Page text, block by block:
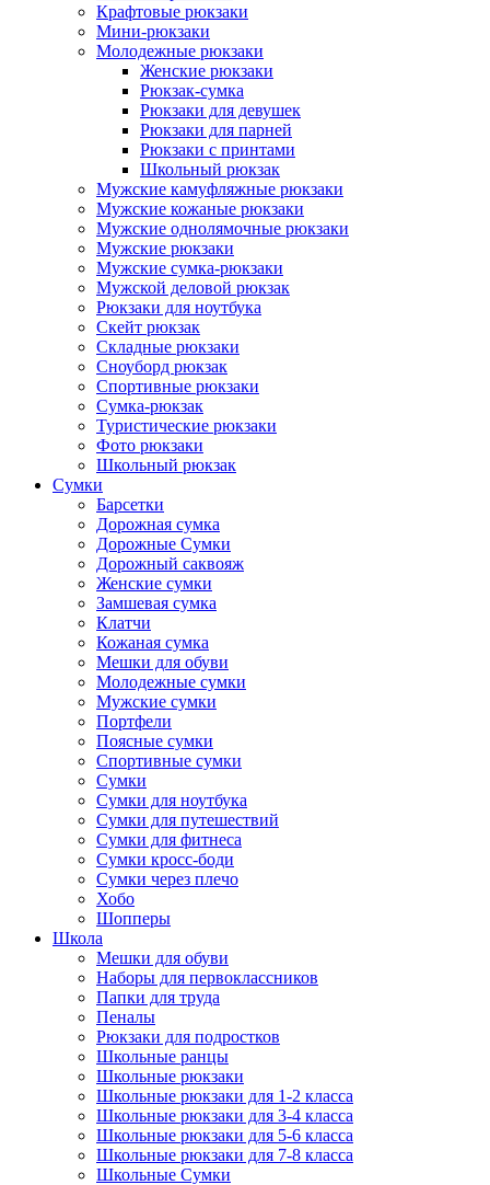
Крафтовые рюкзаки
Мини-рюкзаки
Молодежные рюкзаки
Женские рюкзаки
Рюкзак-сумка
Рюкзаки для девушек
Рюкзаки для парней
Рюкзаки с принтами
Школьный рюкзак
Мужские камуфляжные рюкзаки
Мужские кожаные рюкзаки
Мужские однолямочные рюкзаки
Мужские рюкзаки
Мужские сумка-рюкзаки
Мужской деловой рюкзак
Рюкзаки для ноутбука
Скейт рюкзак
Складные рюкзаки
Сноуборд рюкзак
Спортивные рюкзаки
Сумка-рюкзак
Туристические рюкзаки
Фото рюкзаки
Школьный рюкзак
Сумки
Барсетки
Дорожная сумка
Дорожные Сумки
Дорожный саквояж
Женские сумки
Замшевая сумка
Клатчи
Кожаная сумка
Мешки для обуви
Молодежные сумки
Мужские сумки
Портфели
Поясные сумки
Спортивные сумки
Сумки
Сумки для ноутбука
Сумки для путешествий
Сумки для фитнеса
Сумки кросс-боди
Сумки через плечо
Хобо
Шопперы
Школа
Мешки для обуви
Наборы для первоклассников
Папки для труда
Пеналы
Рюкзаки для подростков
Школьные ранцы
Школьные рюкзаки
Школьные рюкзаки для 1-2 класса
Школьные рюкзаки для 3-4 класса
Школьные рюкзаки для 5-6 класса
Школьные рюкзаки для 7-8 класса
Школьные Сумки